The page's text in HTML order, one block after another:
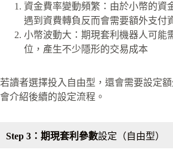
資金費率變動頻繁：由於小幣的資
遇到資費轉負反而會需要額外支付
小幣波動大：期現套利機器人可能
位，產生不少隱形的交易成本
若讀者選擇投入自由型，還會需要設定
會介紹後續的設定流程。
Step 3：期現套利參數設定（自由型）